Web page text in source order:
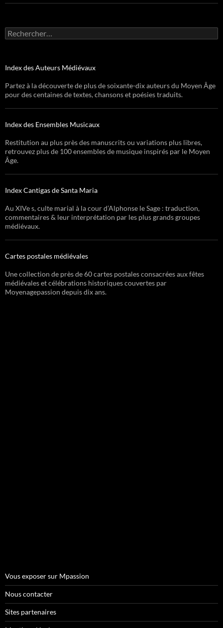
Rechercher :
Index des Auteurs Médiévaux
Partez à la découverte de plus de soixante-dix auteurs du Moyen Âge
pour des centaines de textes, chansons et poésies traduits.
Index des Ensembles Musicaux
Restitution au plus près des manuscrits ou variations plus libres,
retrouvez plus de 100 ensembles de musique inspirés par le Moyen
Âge.
Index Cantigas de Santa Maria
Au XIVe s, culte marial à la cour d’Alphonse le Sage : traduction,
commentaires & leur interprétation par les plus grands groupes
médiévaux.
Cartes postales médiévales
Une collection de près de 60 cartes postales consacrées aux fêtes
médiévales et célébrations historiques couvertes par
Moyenagepassion depuis dix ans.
Vous exposer sur Mpassion
Nous contacter
Sites partenaires